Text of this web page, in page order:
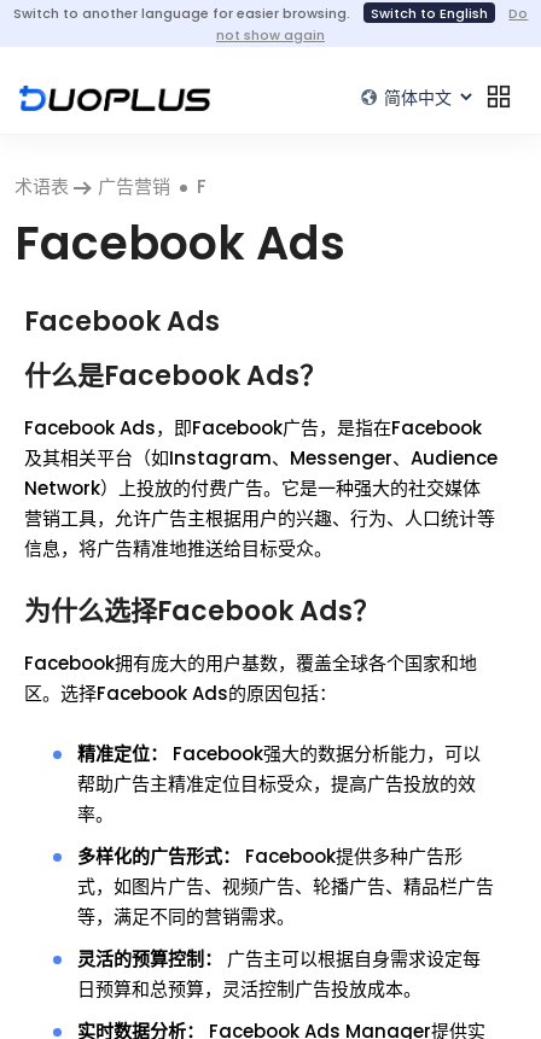
Switch to another language for easier browsing. Switch to English
Do
not show again
术语表 广告营销 F
Facebook Ads
Facebook Ads
什么是Facebook Ads？
Facebook Ads，即Facebook广告，是指在Facebook
及其相关平台（如Instagram、Messenger、Audience
Network）上投放的付费广告。它是一种强大的社交媒体
营销工具，允许广告主根据用户的兴趣、行为、人口统计等
信息，将广告精准地推送给目标受众。
为什么选择Facebook Ads？
Facebook拥有庞大的用户基数，覆盖全球各个国家和地
区。选择Facebook Ads的原因包括：
精准定位：
Facebook强大的数据分析能力，可以
帮助广告主精准定位目标受众，提高广告投放的效
率。
多样化的广告形式：
Facebook提供多种广告形
式，如图片广告、视频广告、轮播广告、精品栏广告
等，满足不同的营销需求。
灵活的预算控制：
广告主可以根据自身需求设定每
日预算和总预算，灵活控制广告投放成本。
实时数据分析：
Facebook Ads Manager提供实